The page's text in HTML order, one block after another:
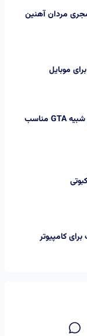
مردان آهنین
موبایل
معرفی بهترین بازی‌های شبیه GTA مناسب
کامپیوتر